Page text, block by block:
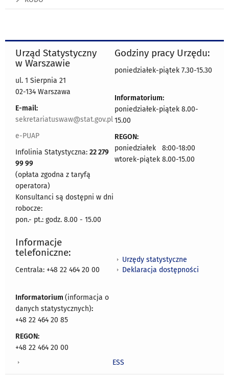
Urząd Statystyczny
w Warszawie
ul. 1 Sierpnia 21
02-134 Warszawa
E-mail:
sekretariatuswaw@stat.gov.pl
e-PUAP
Infolinia Statystyczna: 22 279
99 99
(opłata zgodna z taryfą
operatora)
Konsultanci są dostępni w dni
robocze:
pon.- pt.: godz. 8.00 - 15.00
Godziny pracy Urzędu:
poniedziałek-piątek 7.30-15.30
Informatorium:
poniedziałek-piątek 8.00-
15.00
REGON:
poniedziałek 8:00-18:00
wtorek-piątek 8.00-15.00
Informacje
telefoniczne:
Centrala: +48 22 464 20 00
Informatorium (informacja o
danych statystycznych):
+48 22 464 20 85
REGON:
+48 22 464 20 00
Urzędy statystyczne
Deklaracja dostępności
ESS